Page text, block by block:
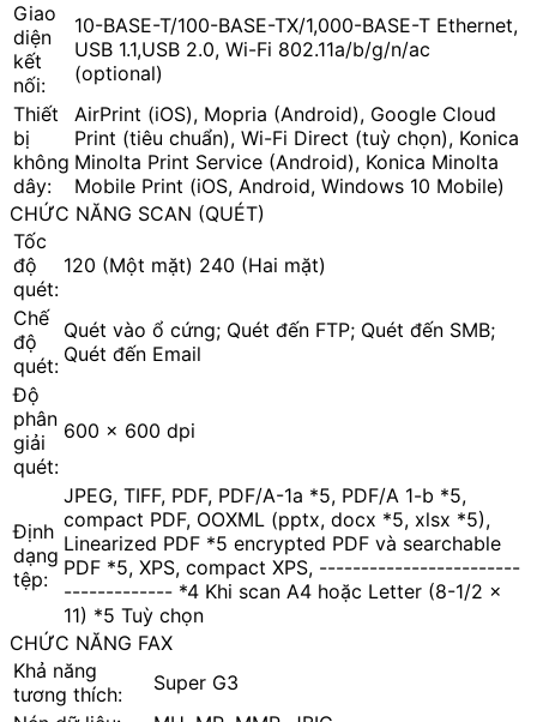
Giao
diện
kết
nối:
10-BASE-T/100-BASE-TX/1,000-BASE-T Ethernet,
USB 1.1,USB 2.0, Wi-Fi 802.11a/b/g/n/ac
(optional)
Thiết
bị
không
dây:
AirPrint (iOS), Mopria (Android), Google Cloud
Print (tiêu chuẩn), Wi-Fi Direct (tuỳ chọn), Konica
Minolta Print Service (Android), Konica Minolta
Mobile Print (iOS, Android, Windows 10 Mobile)
CHỨC NĂNG SCAN (QUÉT)
Tốc
độ
quét:
120 (Một mặt) 240 (Hai mặt)
Chế
độ
quét:
Quét vào ổ cứng; Quét đến FTP; Quét đến SMB;
Quét đến Email
Độ
phân
giải
quét:
600 x 600 dpi
Định
dạng
tệp:
JPEG, TIFF, PDF, PDF/A-1a *5, PDF/A 1-b *5,
compact PDF, OOXML (pptx, docx *5, xlsx *5),
Linearized PDF *5 encrypted PDF và searchable
PDF *5, XPS, compact XPS, ------------------------
------------- *4 Khi scan A4 hoặc Letter (8-1/2 x
11) *5 Tuỳ chọn
CHỨC NĂNG FAX
Khả năng
tương thích:
Super G3